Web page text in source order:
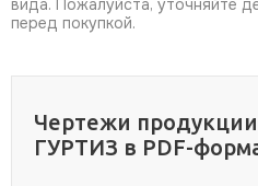
вида. Пожалуйста, уточняйте
перед покупкой.
Чертежи
ГУРТИЗ в PDF-